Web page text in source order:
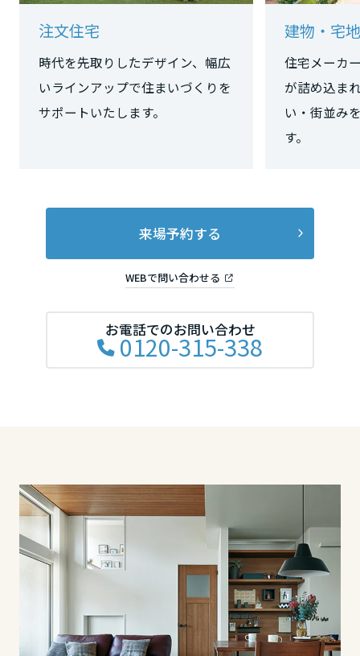
注文住宅
時代を先取りしたデザイン、幅広
いラインアップで住まいづくりを
サポートいたします。
建物・宅
住宅メーカ
が詰め込ま
い・街並み
す。
来場予約する
WEBで問い合わせる
お電話でのお問い合わせ
0120-315-338
富山県
新潟県
静岡県
愛知県